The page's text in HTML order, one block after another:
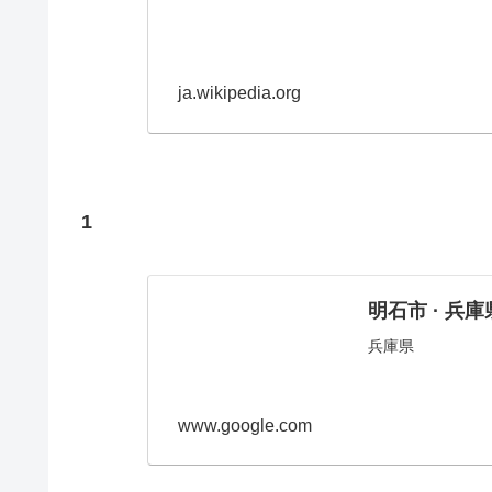
ja.wikipedia.org
1
明石市 · 兵庫
兵庫県
www.google.com